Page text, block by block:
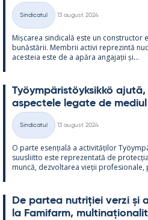
Categorii
Sindicatul
13 august 2024
Mișca­rea sin­dicală este un con­struc­tor
bunăstă­rii. Mem­brii ac­tivi reprezintă
aces­teia este de a apăra an­ga­jații și...
Työym­pä­ris­töyk­sikkö
as­pec­tele le­gate de
Categorii
Sindicatul
13 august 2024
O parte esențială a ac­ti­vități­lor
suus­liitto este reprezen­tată de
muncă, dez­vol­ta­rea vieții pro­fe­sio­nale,
De par­tea nut­riției verzi și
la Fa­mi­farm,